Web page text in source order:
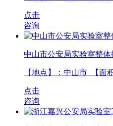
点击
咨询
中山市公安局实验室整体
【地点】：中山市 【面
点击
咨询